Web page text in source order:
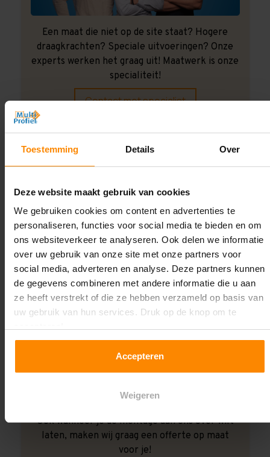
Toestemming Details Over
Deze website maakt gebruik van cookies
We gebruiken cookies om content en advertenties te
personaliseren, functies voor social media te bieden en om
ons websiteverkeer te analyseren. Ook delen we informatie
over uw gebruik van onze site met onze partners voor
social media, adverteren en analyse. Deze partners kunnen
de gegevens combineren met andere informatie die u aan
ze heeft verstrekt of die ze hebben verzameld op basis van
uw gebruik van hun services. Druk op de knop om te
Accepteren
Weigeren
Een maat die niet op de site staat? Hogere
draagkrachten? Speciale uitvoeringen? Onze
experts werken het graag uit! Maatwerk is onze
specialiteit!
Contact met specialist
Montage uitbesteden?
Ook wanneer je de montage aan ons over wilt
laten, maken wij graag een offerte op maat
voor je!